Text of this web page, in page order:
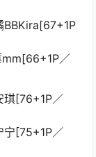
BBKira[67+1P
／
琪[76+1P／
宁[75+1P／